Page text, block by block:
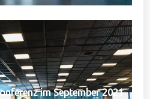
im September 2021